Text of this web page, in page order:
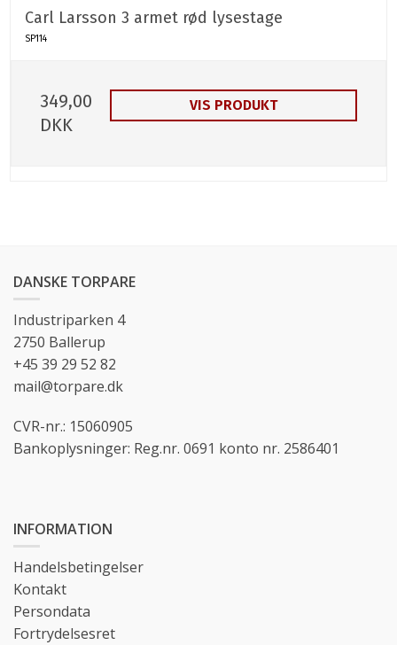
Carl Larsson 3 armet rød lysestage
SP114
349,00
DKK
VIS PRODUKT
DANSKE TORPARE
Industriparken 4
2750 Ballerup
+45 39 29 52 82
mail@torpare.dk
CVR-nr.: 15060905
Bankoplysninger: Reg.nr. 0691 konto nr. 2586401
INFORMATION
Handelsbetingelser
Kontakt
Persondata
Fortrydelsesret